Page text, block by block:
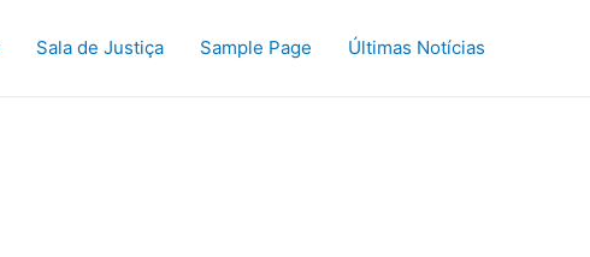
Sala de Justiça Sample Page Últimas Notícias